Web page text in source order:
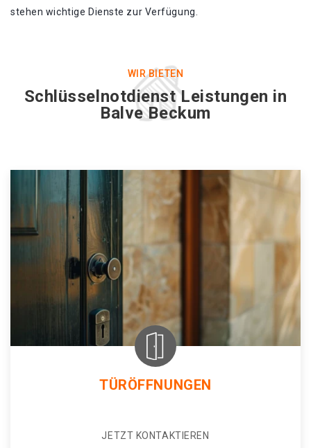
stehen wichtige Dienste zur Verfügung.
WIR BIETEN
Schlüsselnotdienst Leistungen in
Balve Beckum
TÜRÖFFNUNGEN
JETZT KONTAKTIEREN